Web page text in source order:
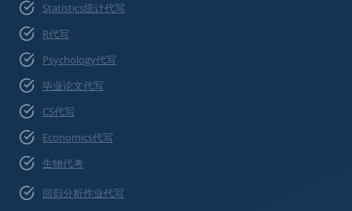
Statistics统计代写
R代写
Psychology代写
毕业论文代写
CS代写
Economics代写
生物代考
回归分析作业代写